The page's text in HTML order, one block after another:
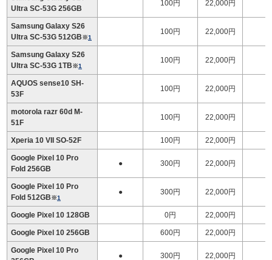
Ultra SC-53G 256GB
100円 22,000円
Samsung Galaxy S26
Ultra SC-53G 512GB※1
100円 22,000円
Samsung Galaxy S26
Ultra SC-53G 1TB※1
100円 22,000円
AQUOS sense10 SH-
53F
100円 22,000円
motorola razr 60d M-
51F
100円 22,000円
Xperia 10 VII SO-52F 100円 22,000円
Google Pixel 10 Pro
Fold 256GB
● 300円 22,000円
Google Pixel 10 Pro
Fold 512GB※1
● 300円 22,000円
Google Pixel 10 128GB 0円 22,000円
Google Pixel 10 256GB 600円 22,000円
Google Pixel 10 Pro
● 300円 22,000円